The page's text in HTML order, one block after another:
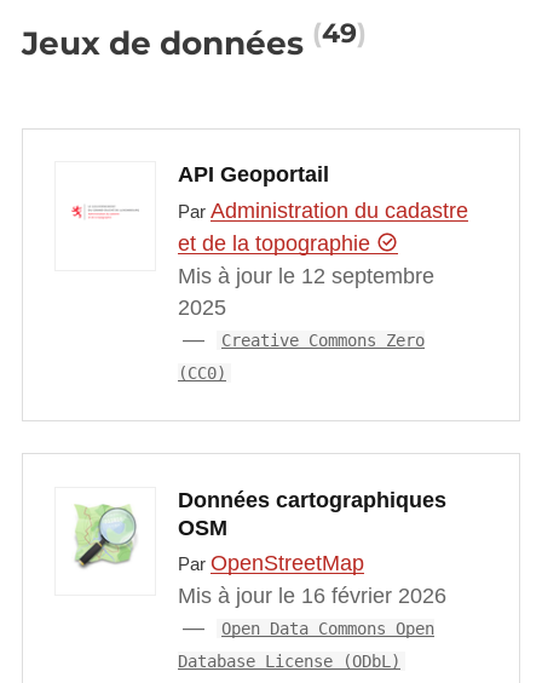
Jeux de données 49
API Geoportail
Par Administration du cadastre
et de la topographie
Mis à jour le 12 septembre
2025
Creative Commons Zero
(CC0)
Données cartographiques
OSM
Par OpenStreetMap
Mis à jour le 16 février 2026
Open Data Commons Open
Database License (ODbL)